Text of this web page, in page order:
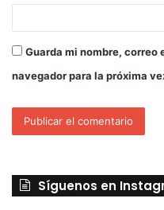
Guarda mi nombre,
navegador para la próxima
Síguenos en